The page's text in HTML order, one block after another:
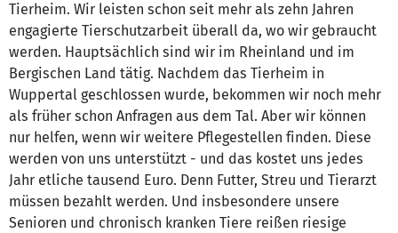
Tierheim. Wir leisten schon seit mehr als zehn Jahren
engagierte Tierschutzarbeit überall da, wo wir gebraucht
werden. Hauptsächlich sind wir im Rheinland und im
Bergischen Land tätig. Nachdem das Tierheim in
Wuppertal geschlossen wurde, bekommen wir noch mehr
als früher schon Anfragen aus dem Tal. Aber wir können
nur helfen, wenn wir weitere Pflegestellen finden. Diese
werden von uns unterstützt - und das kostet uns jedes
Jahr etliche tausend Euro. Denn Futter, Streu und Tierarzt
müssen bezahlt werden. Und insbesondere unsere
Senioren und chronisch kranken Tiere reißen riesige